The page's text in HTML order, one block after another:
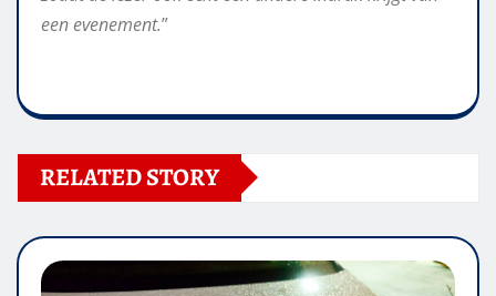
een evenement.”
RELATED STORY